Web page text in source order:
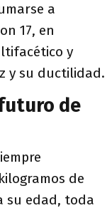
a
17, en
y
y su ductilidad.
de
de
su edad, toda